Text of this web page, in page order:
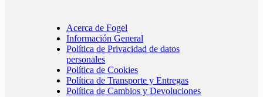
Acerca de Fogel
Información General
Política de Privacidad de datos
personales
Política de Cookies
Política de Transporte y Entregas
Política de Cambios y Devoluciones